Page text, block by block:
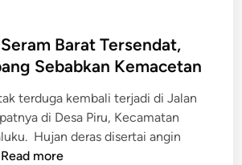
u
k
i
G
a
a
i
l
o
Barat Tersendat,
Sebabkan Kemacetan
terduga kembali terjadi di Jalan
di Desa Piru, Kecamatan
Hujan deras disertai angin
J
Read more